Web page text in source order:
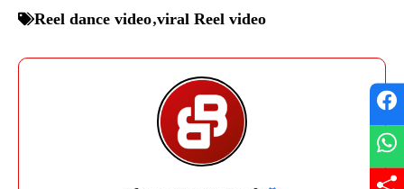
Reel dance video,viral Reel video